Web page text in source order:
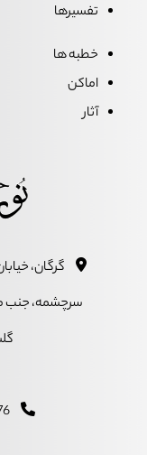
تفسیرها
خطبه ها
اماکن
آثار
گرگان،
سرچشمه، جنب